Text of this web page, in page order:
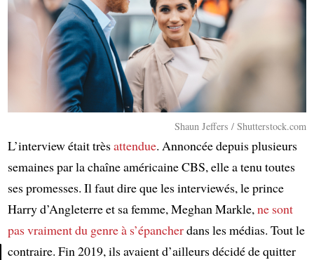
Shaun Jeffers / Shutterstock.com
L’interview était trèsattendue. Annoncée depuis plusieurs
semaines par la chaîne américaine CBS, elle a tenu toutes
ses promesses. Il faut dire que les interviewés, le prince
Harry d’Angleterre et sa femme, Meghan Markle,ne sont
pas vraiment du genreà s’épancherdans les médias. Tout le
contraire. Fin 2019, ils avaient d’ailleurs décidé de quitter